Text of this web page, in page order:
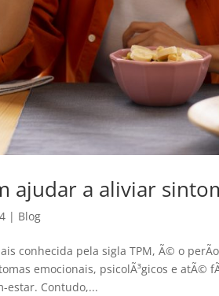
ajudar a aliviar
| Blog
conhecida pela sigla TPM, Ã© o
emocionais, psicolÃ³gicos e atÃ©
estar. Contudo,...